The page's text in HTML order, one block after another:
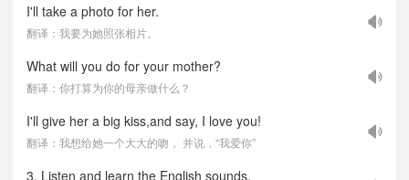
I'll take a photo for her.
翻译：我要为她照张相片。
What will you do for your mother?
翻译：你打算为你的母亲做什么？
I'll give her a big kiss,and say, I love you!
翻译：我想给她一个大大的吻， 并说，“我爱你”
3. Listen and learn the English sounds.